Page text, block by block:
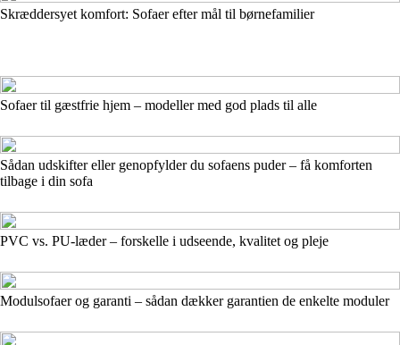
Skræddersyet komfort: Sofaer efter mål til børnefamilier
Sofaer til gæstfrie hjem – modeller med god plads til alle
Sådan udskifter eller genopfylder du sofaens puder – få komforten
tilbage i din sofa
PVC vs. PU-læder – forskelle i udseende, kvalitet og pleje
Modulsofaer og garanti – sådan dækker garantien de enkelte moduler